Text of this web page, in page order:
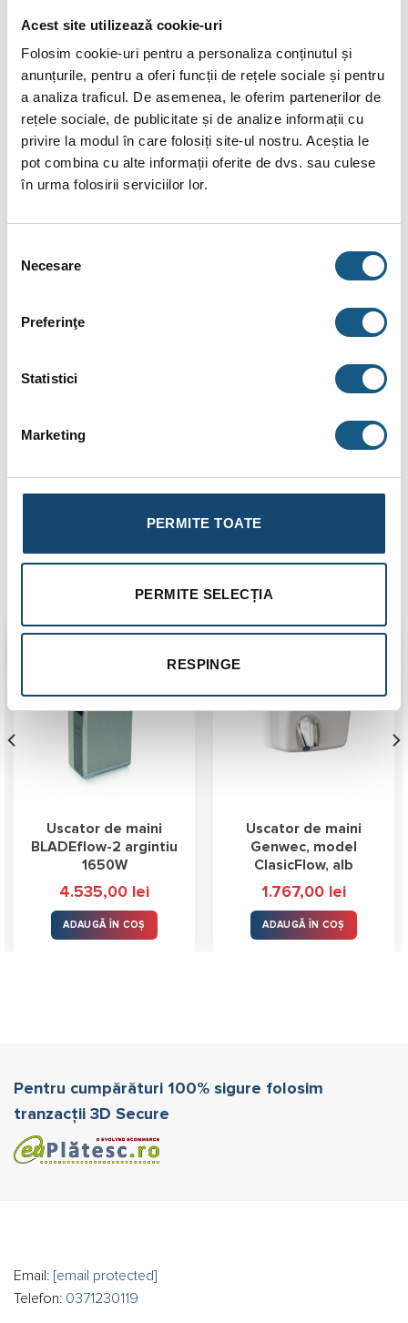
Acest site utilizează cookie-uri
Folosim cookie-uri pentru a personaliza conținutul și
anunțurile, pentru a oferi funcții de rețele sociale și pentru
a analiza traficul. De asemenea, le oferim partenerilor de
rețele sociale, de publicitate și de analize informații cu
privire la modul în care folosiți site-ul nostru. Aceștia le
pot combina cu alte informații oferite de dvs. sau culese
în urma folosirii serviciilor lor.
consimțământului
Necesare
Preferinţe
Statistici
Marketing
PERMITE TOATE
PERMITE SELECȚIA
RESPINGE
producător fără preaviz sau pot conține erori de operare.
DESCRIERE
INFORMAȚII SUPLIMENTARE
Uscator de maini World Dryer, model Airforce,
actionare cu senzor, antivandalism, destinat
Disponibil cu finisaj satinat, lucios, grosime 3 mm.
Viteza aerului: 332 km/h.
Timp de uscare: 12 sec
Produse similare
Uscator de maini
BLADEflow-2 argintiu
1650W
4.535,00 lei
ADAUGĂ ÎN COȘ
Uscator de maini
Genwec, model
ClasicFlow, alb
1.767,00 lei
ADAUGĂ ÎN COȘ
Pentru cumpărături 100% sigure folosim
tranzacții 3D Secure
Email: [email protected]
Telefon: 0371230119